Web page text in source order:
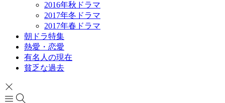
2016年秋ドラマ
2017年冬ドラマ
2017年春ドラマ
朝ドラ特集
熱愛・恋愛
有名人の現在
貧乏な過去